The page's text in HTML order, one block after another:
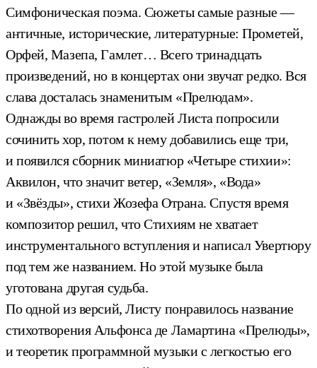
Симфоническая поэма. Сюжеты самые разные —
античные, исторические, литературные: Прометей,
Орфей, Мазепа, Гамлет… Всего тринадцать
произведений, но в концертах они звучат редко. Вся
слава досталась знаменитым «Прелюдам».
Однажды во время гастролей Листа попросили
сочинить хор, потом к нему добавились еще три,
и появился сборник миниатюр «Четыре стихии»:
Аквилон, что значит ветер, «Земля», «Вода»
и «Звёзды», стихи Жозефа Отрана. Спустя время
композитор решил, что Стихиям не хватает
инструментального вступления и написал Увертюру
под тем же названием. Но этой музыке была
уготована другая судьба.
По одной из версий, Листу понравилось название
стихотворения Альфонса де Ламартина «Прелюды»,
и теоретик программной музыки с легкостью его